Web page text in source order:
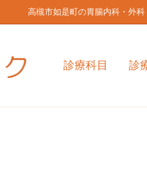
高槻市如是町の胃腸内科・外
診療科目 診